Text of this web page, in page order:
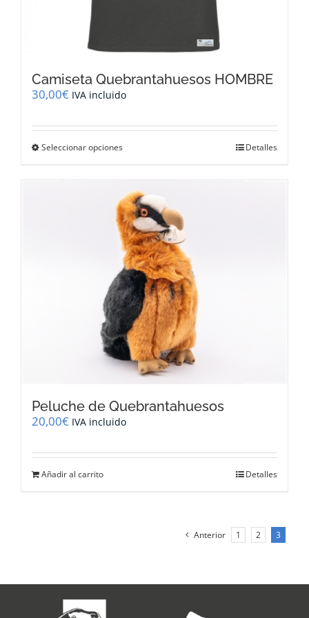
Camiseta Quebrantahuesos HOMBRE
30,00€ IVA incluido
Seleccionar opciones
múltiples
variantes.
Las
opciones
se
pueden
elegir
en
la
página
de
producto
Detalles
Peluche de Quebrantahuesos
20,00€ IVA incluido
Añadir al carrito Detalles
Anterior 1 2 3